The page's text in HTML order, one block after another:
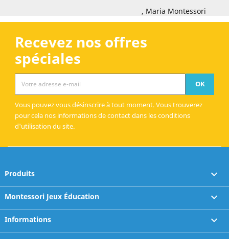
, Maria Montessori
Recevez nos offres
spéciales
Vous pouvez vous désinscrire à tout moment. Vous trouverez
pour cela nos informations de contact dans les conditions
d'utilisation du site.
Produits 
Montessori Jeux Éducation 
Informations 